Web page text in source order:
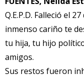
Q.E.P.D. Falleció el
inmenso cariño te
tu hija, tu hijo
amigos.
Sus restos fueron